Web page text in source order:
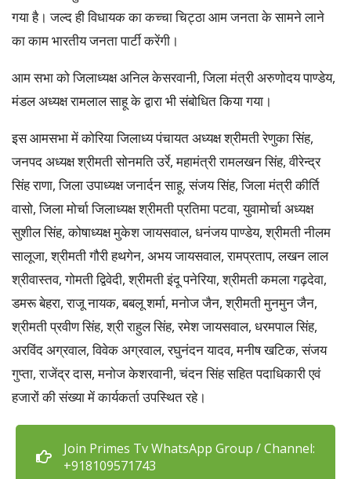
गया है। जल्द ही विधायक का कच्चा चिट्ठा आम जनता के सामने लाने
का काम भारतीय जनता पार्टी करेंगी।
आम सभा को जिलाध्यक्ष अनिल केसरवानी, जिला मंत्री अरुणोदय पाण्डेय,
मंडल अध्यक्ष रामलाल साहू के द्वारा भी संबोधित किया गया।
इस आमसभा में कोरिया जिलाध्य पंचायत अध्यक्ष श्रीमती रेणुका सिंह,
जनपद अध्यक्ष श्रीमती सोनमति उर्रे, महामंत्री रामलखन सिंह, वीरेन्द्र
सिंह राणा, जिला उपाध्यक्ष जनार्दन साहू, संजय सिंह, जिला मंत्री कीर्ति
वासो, जिला मोर्चा जिलाध्यक्ष श्रीमती प्रतिमा पटवा, युवामोर्चा अध्यक्ष
सुशील सिंह, कोषाध्यक्ष मुकेश जायसवाल, धनंजय पाण्डेय, श्रीमती नीलम
सालूजा, श्रीमती गौरी हथगेन, अभय जायसवाल, रामप्रताप, लखन लाल
श्रीवास्तव, गोमती द्विवेदी, श्रीमती इंदू पनेरिया, श्रीमती कमला गढ़देवा,
डमरू बेहरा, राजू नायक, बबलू शर्मा, मनोज जैन, श्रीमती मुनमुन जैन,
श्रीमती प्रवीण सिंह, श्री राहुल सिंह, रमेश जायसवाल, धरमपाल सिंह,
अरविंद अग्रवाल, विवेक अग्रवाल, रघुनंदन यादव, मनीष खटिक, संजय
गुप्ता, राजेंद्र दास, मनोज केशरवानी, चंदन सिंह सहित पदाधिकारी एवं
हजारों की संख्या में कार्यकर्ता उपस्थित रहे।
Join Primes Tv WhatsApp Group / Channel:
+918109571743